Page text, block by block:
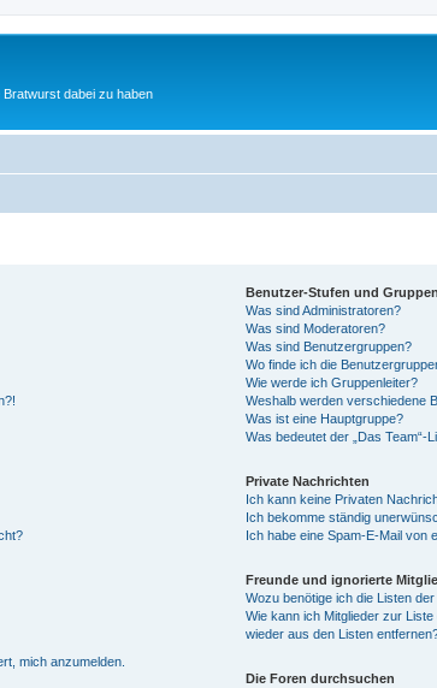
dabei zu haben
mich anzumelden.
Benutzer-Stufen und Gruppen
Was sind Administratoren?
Was sind Moderatoren?
Was sind Benutzergruppen?
Wo finde ich die
Wie werde ich Gruppenleiter?
Weshalb werden verschiedene
Was ist eine Hauptgruppe?
Was bedeutet der „Das Team“-
Private Nachrichten
Ich kann keine Privaten
Ich bekomme ständig
Ich habe eine Spam-E-Mail von
Freunde und ignorierte
Wozu benötige ich die Listen
Wie kann ich Mitglieder zur
wieder aus den Listen
Die Foren durchsuchen